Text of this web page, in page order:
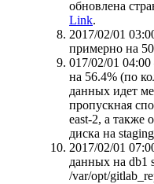
обновлена
Link.
2017/02/01
примерно на
017/02/01
на 56.4% (по
данных идет
пропускная
east-2, а также
диска на
2017/02/01
данных на db1
/var/opt/